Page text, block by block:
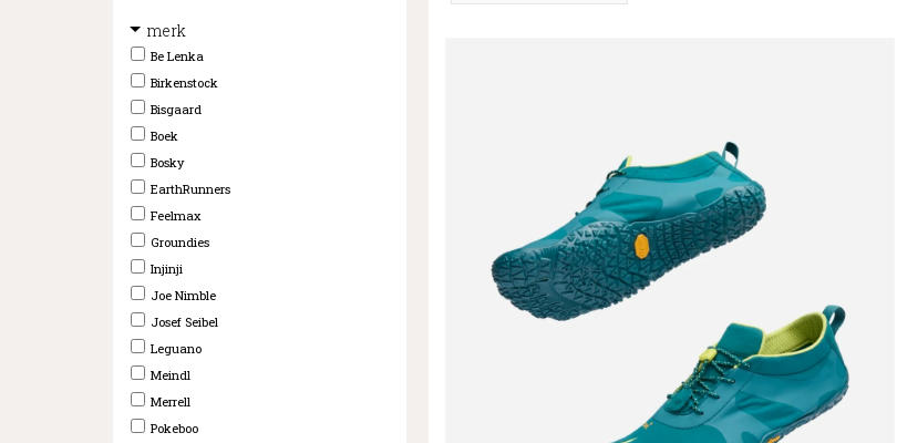
merk
Be Lenka
Birkenstock
Bisgaard
Boek
Bosky
EarthRunners
Feelmax
Groundies
Injinji
Joe Nimble
Josef Seibel
Leguano
Meindl
Merrell
Pokeboo